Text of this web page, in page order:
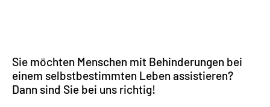
Sie möchten Menschen mit Behinderungen bei
einem selbstbestimmten Leben assistieren?
Dann sind Sie bei uns richtig!